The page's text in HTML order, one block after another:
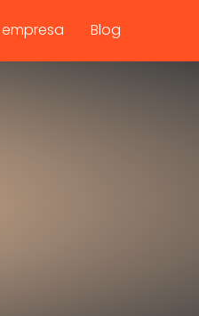
empresa Blog